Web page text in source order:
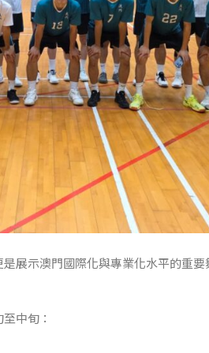
展示澳門國際化與專業化水平的重
中旬：